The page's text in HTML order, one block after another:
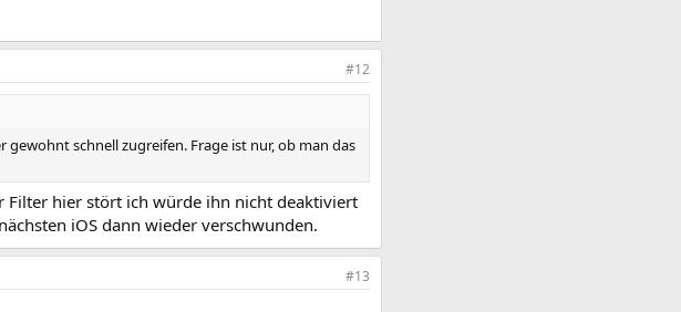
#12
schnell zugreifen. Frage ist nur, ob man das
hier stört ich würde ihn nicht deaktiviert
iOS dann wieder verschwunden.
#13